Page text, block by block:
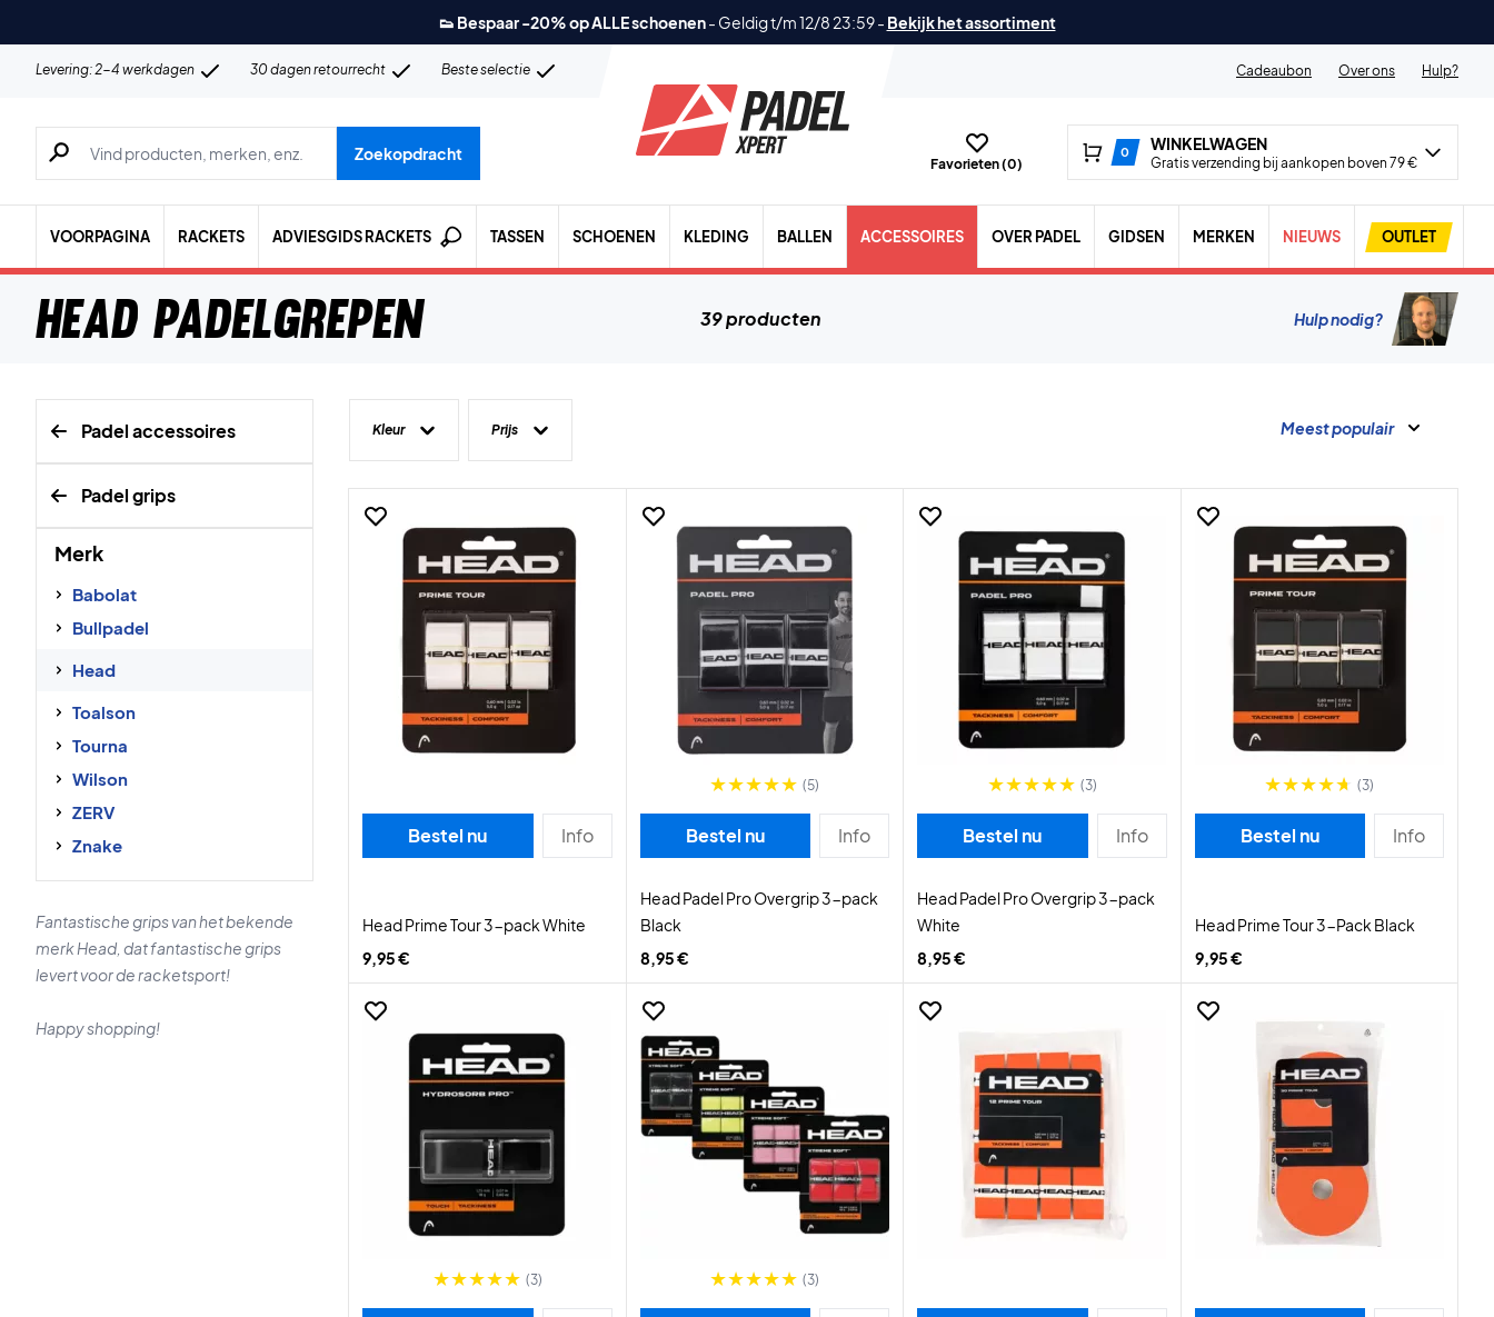
👟 Bespaar -20% op ALLE schoenen- Geldig t/m 12/8 23:59- Bekijk het assortiment
Levering: 2-4 werkdagen 30 dagen retourrecht Beste selectie Cadeaubon Over ons Hulp?
Zoeken naar producten, merken etc.
Zoekopdracht
Favorieten (0)
0 WINKELWAGEN
Gratis verzending bij aankopen boven 79 €
VOORPAGINA RACKETS ADVIESGIDS RACKETS TASSEN SCHOENEN KLEDING BALLEN ACCESSOIRES OVER PADEL GIDSEN MERKEN NIEUWS OUTLET
Head Padelgrepen 39 producten Hulp nodig?
Padel accessoires
Padel grips
Merk
Babolat
Bullpadel
Head
Toalson
Tourna
Wilson
ZERV
Znake
Fantastische grips van het bekende
merk Head, dat fantastische grips
levert voor de racketsport!
Happy shopping!
Kleur Prijs Meest populair
Bestel nu Info
Head Prime Tour 3-pack White
9,95 €
(5)
Bestel nu Info
Head Padel Pro Overgrip 3-pack
Black
8,95 €
(3)
Bestel nu Info
Head Padel Pro Overgrip 3-pack
White
8,95 €
(3)
Bestel nu Info
Head Prime Tour 3-Pack Black
9,95 €
(3) (3)